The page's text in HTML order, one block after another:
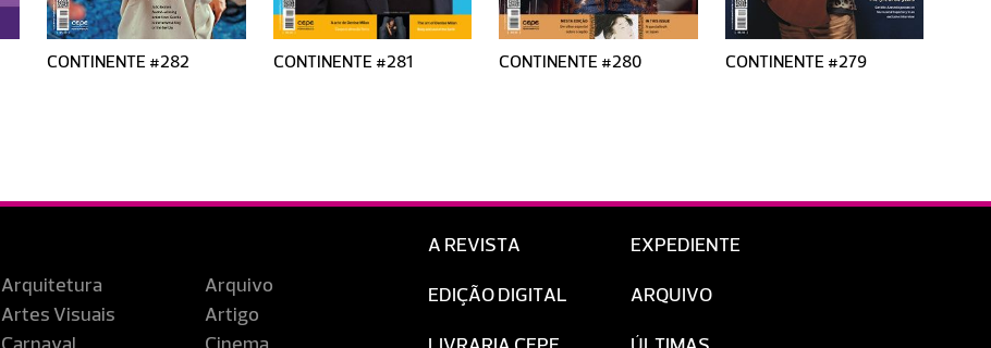
CONTINENTE #282 CONTINENTE #281 CONTINENTE #280 CONTINENTE #279
Arquitetura
Arquivo
Artes Visuais
Artigo
A REVISTA
EDIÇÃO DIGITAL
EXPEDIENTE
ARQUIVO